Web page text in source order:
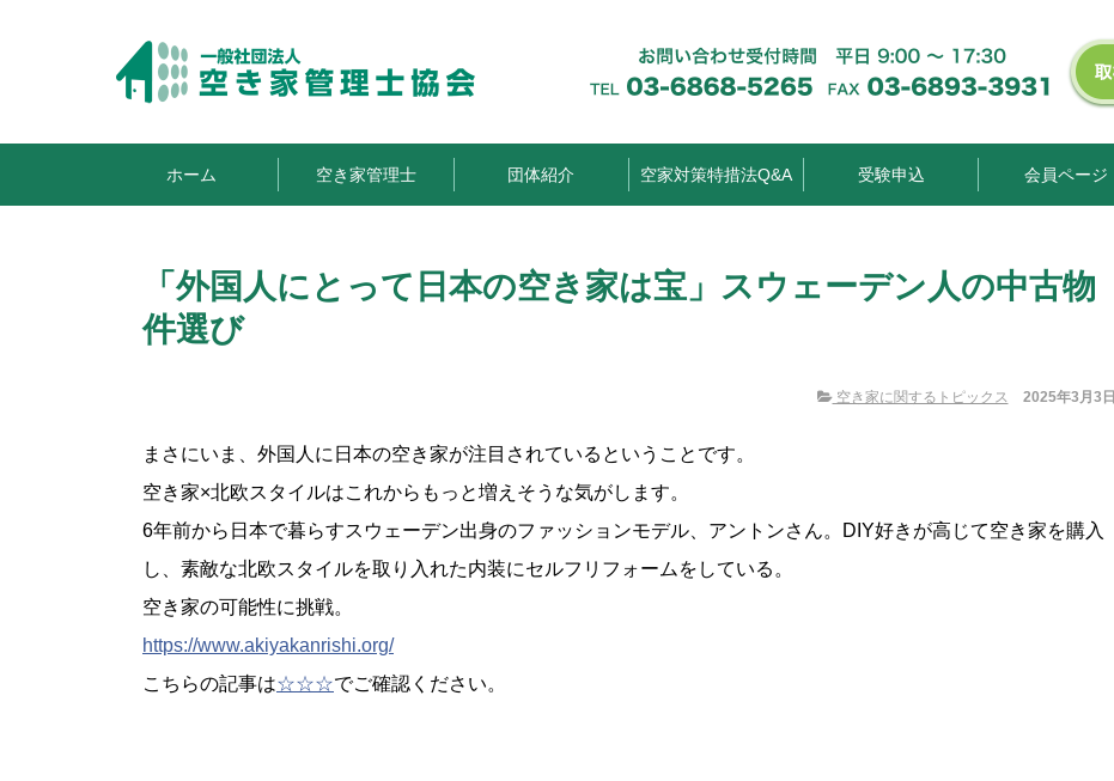
ホーム 空き家管理士 団体紹介 空家対策特措法Q&A 受験申込 会員ページ
「外国人にとって日本の空き家は宝」スウェーデン人の中古物
件選び
空き家に関するトピックス 2025年3月3日
まさにいま、外国人に日本の空き家が注目されているということです。
空き家×北欧スタイルはこれからもっと増えそうな気がします。
6年前から日本で暮らすスウェーデン出身のファッションモデル、アントンさん。DIY好きが高じて空き家を購入
し、素敵な北欧スタイルを取り入れた内装にセルフリフォームをしている。
空き家の可能性に挑戦。
https://www.akiyakanrishi.org/
こちらの記事は☆☆☆でご確認ください。